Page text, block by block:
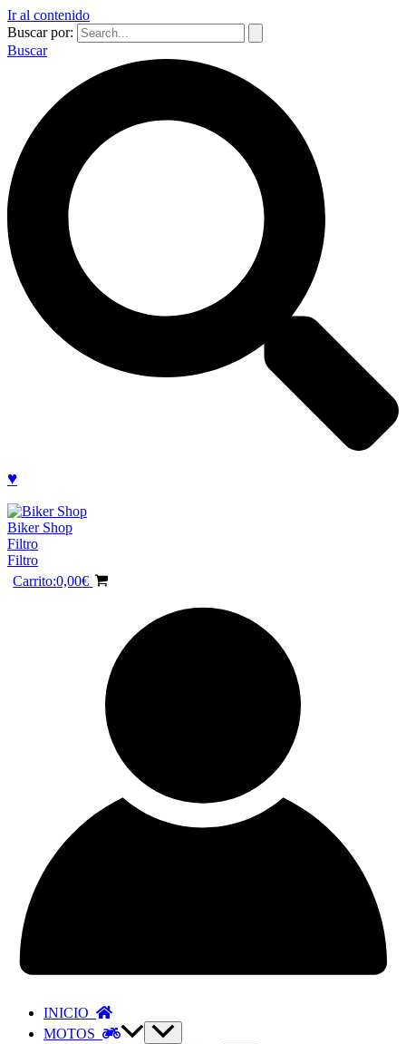
Ir al contenido
Buscar por:
Buscar
♥
Biker Shop
Filtro
Filtro
Carrito:0,00€
INICIO
MOTOS